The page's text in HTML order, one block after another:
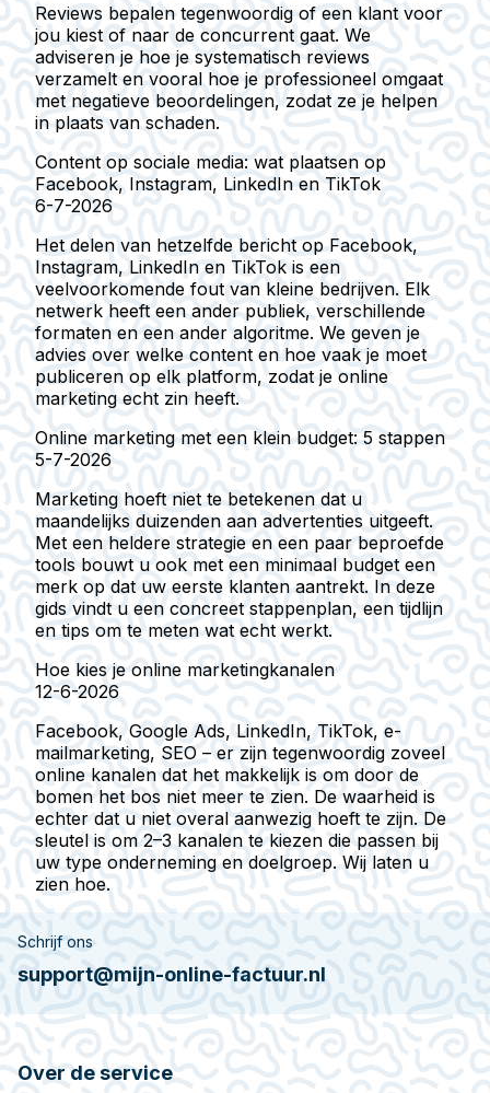
Reviews bepalen tegenwoordig of een klant voor
jou kiest of naar de concurrent gaat. We
adviseren je hoe je systematisch reviews
verzamelt en vooral hoe je professioneel omgaat
met negatieve beoordelingen, zodat ze je helpen
in plaats van schaden.
Content op sociale media: wat plaatsen op
Facebook, Instagram, LinkedIn en TikTok
6-7-2026
Het delen van hetzelfde bericht op Facebook,
Instagram, LinkedIn en TikTok is een
veelvoorkomende fout van kleine bedrijven. Elk
netwerk heeft een ander publiek, verschillende
formaten en een ander algoritme. We geven je
advies over welke content en hoe vaak je moet
publiceren op elk platform, zodat je online
marketing echt zin heeft.
Online marketing met een klein budget: 5 stappen
5-7-2026
Marketing hoeft niet te betekenen dat u
maandelijks duizenden aan advertenties uitgeeft.
Met een heldere strategie en een paar beproefde
tools bouwt u ook met een minimaal budget een
merk op dat uw eerste klanten aantrekt. In deze
gids vindt u een concreet stappenplan, een tijdlijn
en tips om te meten wat echt werkt.
Hoe kies je online marketingkanalen
12-6-2026
Facebook, Google Ads, LinkedIn, TikTok, e-
mailmarketing, SEO – er zijn tegenwoordig zoveel
online kanalen dat het makkelijk is om door de
bomen het bos niet meer te zien. De waarheid is
echter dat u niet overal aanwezig hoeft te zijn. De
sleutel is om 2–3 kanalen te kiezen die passen bij
uw type onderneming en doelgroep. Wij laten u
zien hoe.
Schrijf ons
support@mijn-online-factuur.nl
Over de service